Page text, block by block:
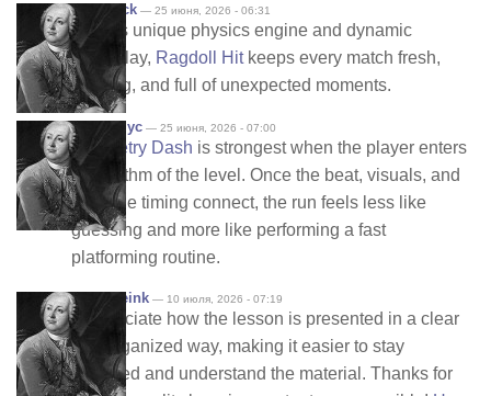
roseblack — 25 июня, 2026 - 06:31
With its unique physics engine and dynamic
gameplay, Ragdoll Hitkeeps every match fresh,
exciting, and full of unexpected moments.
Анонимус — 25 июня, 2026 - 07:00
Geometry Dash is strongest when the player enters
the rhythm of the level. Once the beat, visuals, and
obstacle timing connect, the run feels less like
guessing and more like performing a fast
platforming routine.
Gerizineink — 10 июля, 2026 - 07:19
I appreciate how the lesson is presented in a clear
and organized way, making it easier to stay
engaged and understand the material. Thanks for